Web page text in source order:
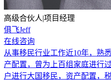
高级合伙人|项目经理
俱飞Jeff
在线咨询
从事移民行业工作近10年，熟
产配置，曾为上百组家庭进行
户进行大国移民，资产配置，